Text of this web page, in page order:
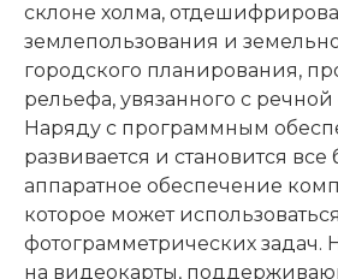
склоне холма,
землепользования и
городского планирования,
рельефа, увязанного с речной
Наряду с программным
развивается и становится
аппаратное обеспечение
которое может
фотограмметрических
на видеокарты,